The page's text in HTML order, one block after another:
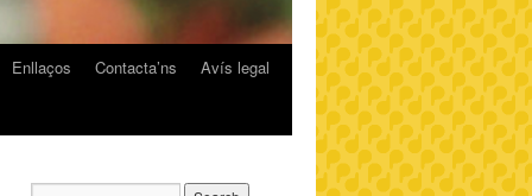
Enllaços Contacta’ns
Avís legal